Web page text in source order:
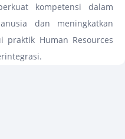
kompetensi dalam
dan meningkatkan
praktik Human Resources